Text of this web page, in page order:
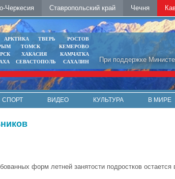
Черкесия Ставропольский край Чечня
При поддержке
АРКТИКА ТВЕРЬ
РОСТОВ
ТОМСК
КЕМЕРОВО
ХАКАСИЯ
КАМЧАТКА
СЕВАСТОПОЛЬ САХАЛИН
СПОРТ ВИДЕО КУЛЬТУРА В МИРЕ
форм летней занятости подростков остается